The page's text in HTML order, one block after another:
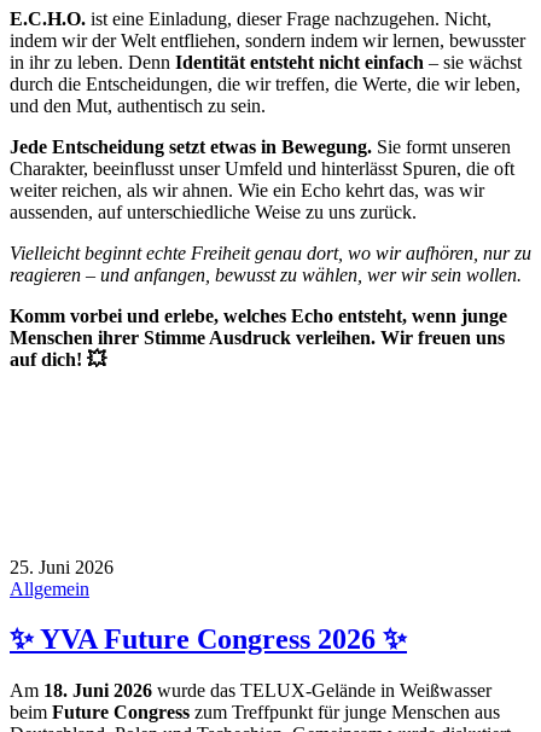
E.C.H.O. ist eine Einladung, dieser Frage nachzugehen. Nicht,
indem wir der Welt entfliehen, sondern indem wir lernen, bewusster
in ihr zu leben. Denn Identität entsteht nicht einfach – sie wächst
durch die Entscheidungen, die wir treffen, die Werte, die wir leben,
und den Mut, authentisch zu sein.
Jede Entscheidung setzt etwas in Bewegung. Sie formt unseren
Charakter, beeinflusst unser Umfeld und hinterlässt Spuren, die oft
weiter reichen, als wir ahnen. Wie ein Echo kehrt das, was wir
aussenden, auf unterschiedliche Weise zu uns zurück.
Vielleicht beginnt echte Freiheit genau dort, wo wir aufhören, nur zu
reagieren – und anfangen, bewusst zu wählen, wer wir sein wollen.
Komm vorbei und erlebe, welches Echo entsteht, wenn junge
Menschen ihrer Stimme Ausdruck verleihen. Wir freuen uns
auf dich! 💥
25. Juni 2026
Allgemein
✨ YVA Future Congress 2026 ✨
Am 18. Juni 2026 wurde das TELUX-Gelände in Weißwasser
beim Future Congress zum Treffpunkt für junge Menschen aus